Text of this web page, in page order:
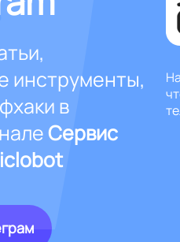
инструменты,
в
Сервис